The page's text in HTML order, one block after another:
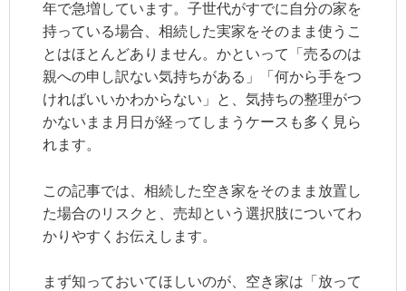
年で急増しています。子世代がすでに自分の家を
持っている場合、相続した実家をそのまま使うこ
とはほとんどありません。かといって「売るのは
親への申し訳ない気持ちがある」「何から手をつ
ければいいかわからない」と、気持ちの整理がつ
かないまま月日が経ってしまうケースも多く見ら
れます。
この記事では、相続した空き家をそのまま放置し
た場合のリスクと、売却という選択肢についてわ
かりやすくお伝えします。
まず知っておいてほしいのが、空き家は「放って